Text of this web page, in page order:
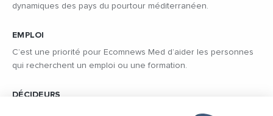
dynamiques des pays du pourtour méditerranéen.
EMPLOI
C’est une priorité pour Ecomnews Med d’aider les personnes
qui recherchent un emploi ou une formation.
DÉCIDEURS